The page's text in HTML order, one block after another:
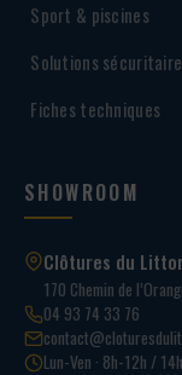
Sport & piscines
Solutions
Fiches techniques
SHOWROOM
Clôtures du
170 Chemin de
04 93 74 33 76
Lun-Ven · 8h-12h /